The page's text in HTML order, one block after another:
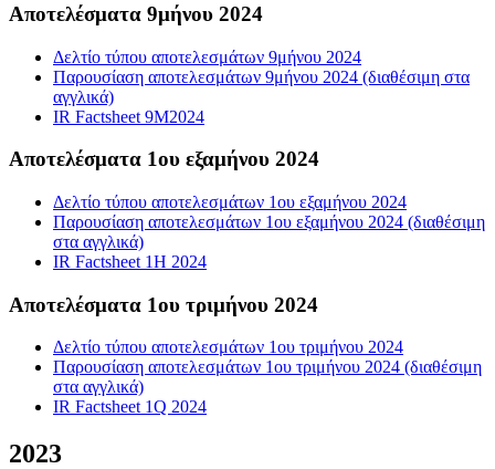
Αποτελέσματα 9μήνου 2024
Δελτίο τύπου αποτελεσμάτων 9μήνου 2024
Παρουσίαση αποτελεσμάτων 9μήνου 2024 (διαθέσιμη στα
αγγλικά)
IR Factsheet 9M2024
Αποτελέσματα 1ου εξαμήνου 2024
Δελτίο τύπου αποτελεσμάτων 1ου εξαμήνου 2024
Παρουσίαση αποτελεσμάτων 1ου εξαμήνου 2024 (διαθέσιμη
στα αγγλικά)
IR Factsheet 1H 2024
Αποτελέσματα 1ου τριμήνου 2024
Δελτίο τύπου αποτελεσμάτων 1ου τριμήνου 2024
Παρουσίαση αποτελεσμάτων 1ου τριμήνου 2024 (διαθέσιμη
στα αγγλικά)
IR Factsheet 1Q 2024
2023